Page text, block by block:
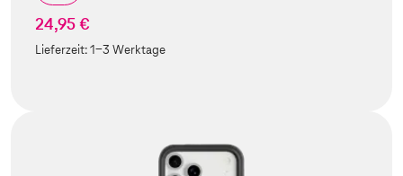
24,95 €
Lieferzeit:1-3 Werktage